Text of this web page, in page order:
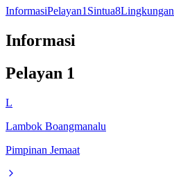
InformasiPelayan1 Sintua8Lingkungan
Informasi
Pelayan 1
L
Lambok Boangmanalu
Pimpinan Jemaat